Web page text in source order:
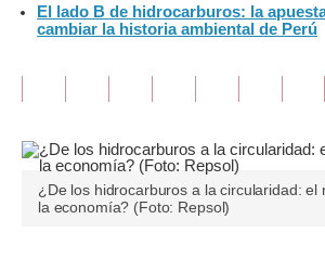
Inmobiliarias
Opinión
Editorial
Pregunta de hoy
El lado B de hidrocarburos: la
cambiar la historia ambiental de Perú
¿De los hidrocarburos a la circularidad: el
la economía? (Foto: Repsol)